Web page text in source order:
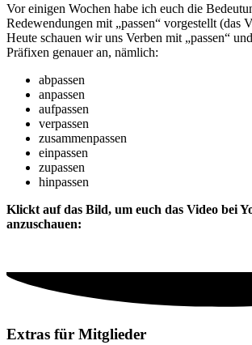
Vor einigen Wochen habe ich euch die
Redewendungen mit „passen“ vorgestellt (das
Heute schauen wir uns Verben mit „passen“
Präfixen genauer an, nämlich:
abpassen
anpassen
aufpassen
verpassen
zusammenpassen
einpassen
zupassen
hinpassen
Klickt auf das Bild, um euch das Video bei
anzuschauen:
Extras für Mitglieder